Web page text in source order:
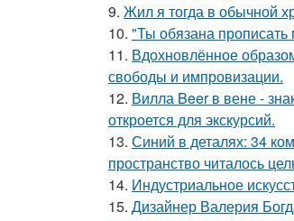
9. Жил я тогда в обычной
10. "Ты обязана прописать
11. Вдохновлённое
свободы и импровизации.
12. Вилла Beer в вене -
откроется для экскурсий.
13. Синий в деталях: 34
пространство читалось
14. Индустриальное
15. Дизайнер Валерия